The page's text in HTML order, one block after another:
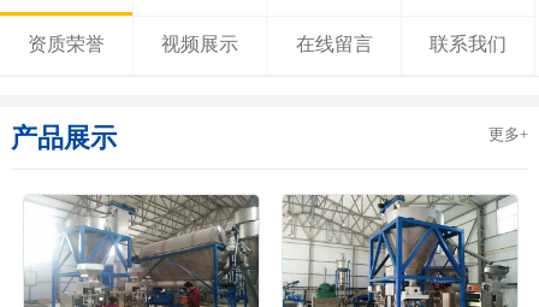
资质荣誉 视频展示 在线留言 联系我们
更多+
产品展示